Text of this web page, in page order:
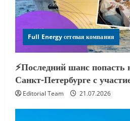
Full Energy сетевая компания
⚡️Последний шанс попасть
Санкт-Петербурге с
Editorial Team 21.07.2026